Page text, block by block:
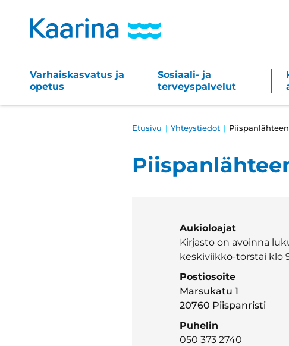
sisältöön
Main
navigation
Varhaiskasvatus ja
opetus
Sosiaali- ja
terveyspalvelut
Breadcrumb
Etusivu Yhteystiedot
Aukioloajat
Kirjasto on avoinna
keskiviikko-torstai klo
Postiosoite
Marsukatu 1
20760 Piispanristi
Puhelin
050 373 2740